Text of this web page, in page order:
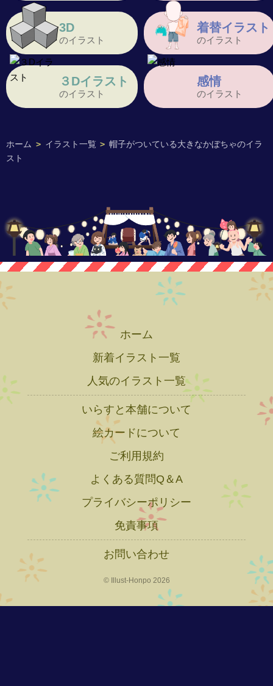
ホーム > イラスト一覧 > 帽子がついている大きなかぼちゃのイラ
スト
3D
のイラスト
着替イラスト
のイラスト
３Dイラスト
のイラスト
感情
のイラスト
ホーム
新着イラスト一覧
人気のイラスト一覧
いらすと本舗について
絵カードについて
ご利用規約
よくある質問Q＆A
プライバシーポリシー
免責事項
お問い合わせ
© Illust-Honpo 2026